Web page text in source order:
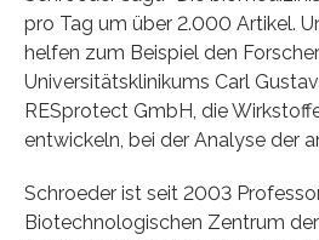
pro Tag um über 2.000 Artikel.
helfen zum Beispiel den
Universitätsklinikums Carl
RESprotect GmbH, die
entwickeln, bei der Analyse der
Schroeder ist seit 2003
Biotechnologischen Zentrum